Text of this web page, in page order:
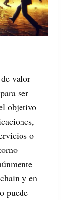
valor
ser
objetivo
o
y en
puede